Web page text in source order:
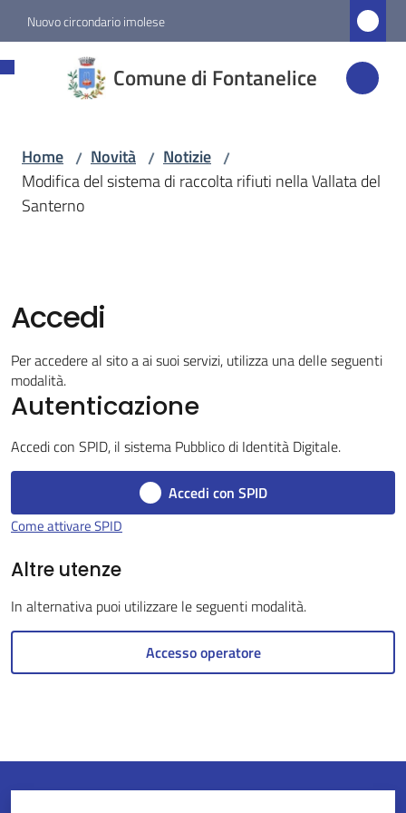
Vai al contenuto
Vai alla navigazione
Vai al footer
Nuovo circondario imolese
Comune di Fontanelice
Fontanelice
Amministrazione
Fontanelice
on-
line
gli
Home / Novità / Notizie /
Modifica del sistema di raccolta rifiuti nella Vallata del
Santerno
Accedi
Per accedere al sito a ai suoi servizi, utilizza una delle seguenti
modalità.
Autenticazione
Accedi con SPID, il sistema Pubblico di Identità Digitale.
Accedi con SPID
Come attivare SPID
Altre utenze
In alternativa puoi utilizzare le seguenti modalità.
Accesso operatore